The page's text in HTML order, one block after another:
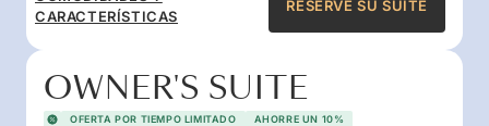
CARACTERÍSTICAS
RESERVE SU SUITE
OWNER'S SUITE
OFERTA POR TIEMPO LIMITADO AHORRE UN 10%